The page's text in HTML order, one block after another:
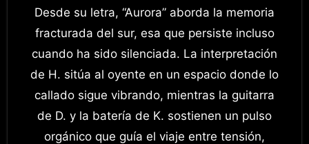
Desde su letra, “Aurora” aborda la memoria
fracturada del sur, esa que persiste incluso
cuando ha sido silenciada. La interpretación
de H. sitúa al oyente en un espacio donde lo
callado sigue vibrando, mientras la guitarra
de D. y la batería de K. sostienen un pulso
orgánico que guía el viaje entre tensión,